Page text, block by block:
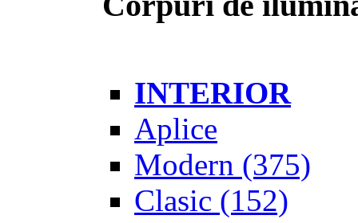
INTERIOR
Aplice
Modern (375)
Clasic (152)